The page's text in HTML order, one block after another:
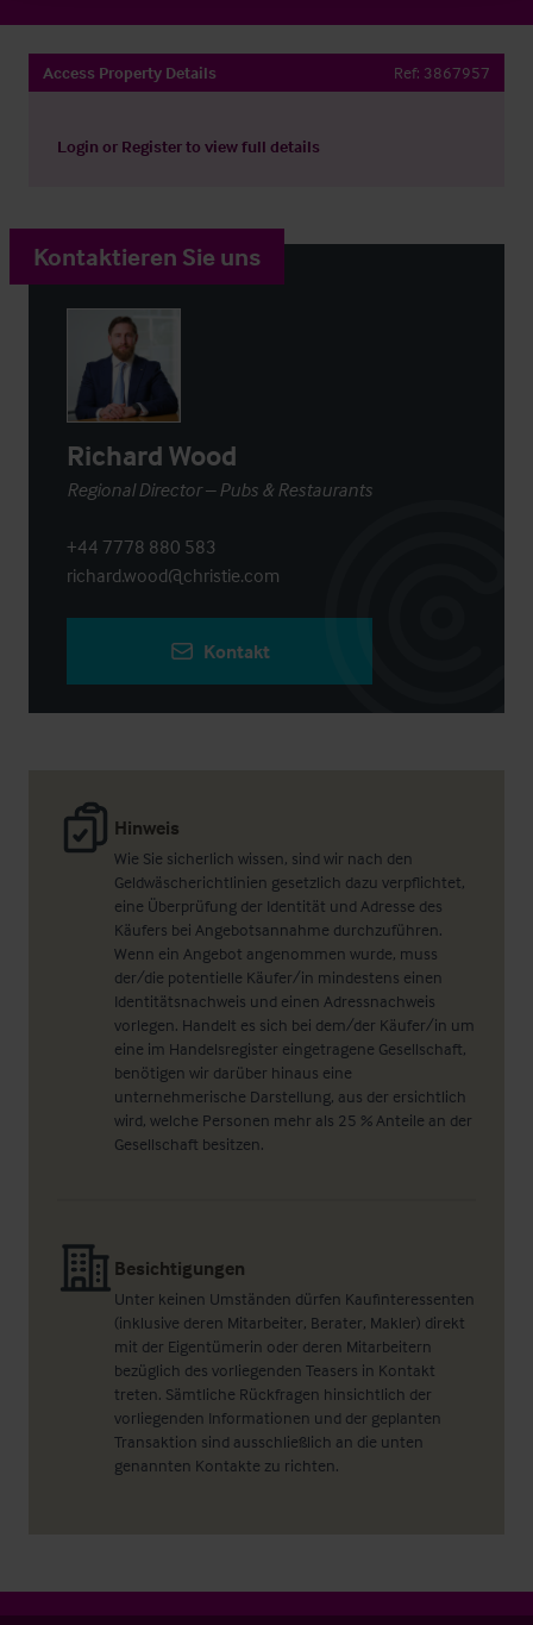
Access Property Details Ref: 3867957
Login or Registerto view full details
Hinweis
Wie Sie sicherlich wissen, sind wir nach den
Geldwäscherichtlinien gesetzlich dazu verpflichtet,
eine Überprüfung der Identität und Adresse des
Käufers bei Angebotsannahme durchzuführen.
Wenn ein Angebot angenommen wurde, muss
der/die potentielle Käufer/in mindestens einen
Identitätsnachweis und einen Adressnachweis
vorlegen. Handelt es sich bei dem/der Käufer/in um
eine im Handelsregister eingetragene Gesellschaft,
benötigen wir darüber hinaus eine
unternehmerische Darstellung, aus der ersichtlich
wird, welche Personen mehr als 25 % Anteile an der
Gesellschaft besitzen.
Besichtigungen
Unter keinen Umständen dürfen Kaufinteressenten
(inklusive deren Mitarbeiter, Berater, Makler) direkt
mit der Eigentümerin oder deren Mitarbeitern
bezüglich des vorliegenden Teasers in Kontakt
treten. Sämtliche Rückfragen hinsichtlich der
vorliegenden Informationen und der geplanten
Transaktion sind ausschließlich an die unten
genannten Kontakte zu richten.
Kontaktieren Sie uns
Richard Wood
Regional Director – Pubs & Restaurants
+44 7778 880 583
richard.wood@christie.com
Kontakt